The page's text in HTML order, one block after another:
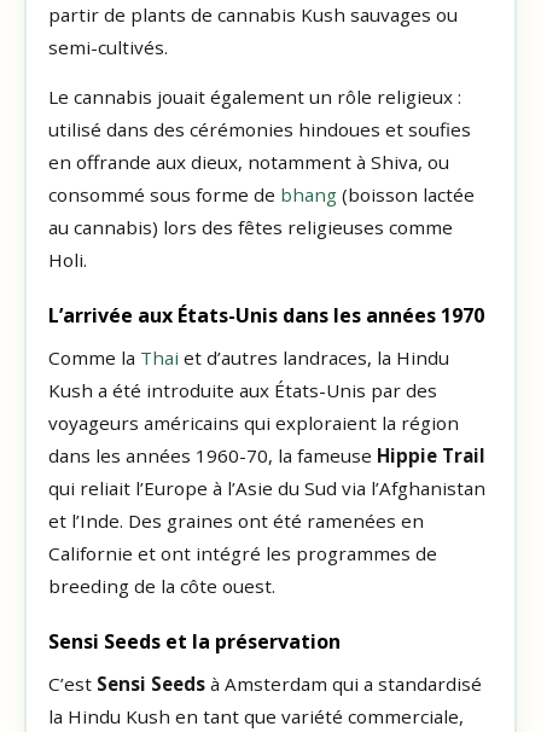
partir de plants de cannabis Kush sauvages ou
semi-cultivés.
Le cannabis jouait également un rôle religieux :
utilisé dans des cérémonies hindoues et soufies
en offrande aux dieux, notamment à Shiva, ou
consommé sous forme de bhang (boisson lactée
au cannabis) lors des fêtes religieuses comme
Holi.
L’arrivée aux États-Unis dans les années 1970
Comme la Thai et d’autres landraces, la Hindu
Kush a été introduite aux États-Unis par des
voyageurs américains qui exploraient la région
dans les années 1960-70, la fameuse Hippie Trail
qui reliait l’Europe à l’Asie du Sud via l’Afghanistan
et l’Inde. Des graines ont été ramenées en
Californie et ont intégré les programmes de
breeding de la côte ouest.
Sensi Seeds et la préservation
C’est Sensi Seedsà Amsterdam qui a standardisé
la Hindu Kush en tant que variété commerciale,